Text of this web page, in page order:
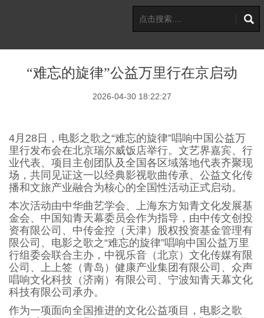
“难忘的旋律”公益万里行在京启动
2026-04-30 18:22:27
4月28日，电影之歌之“难忘的旋律”唱响中国公益万
里行发布会在北京瑞尔威饭店举行。文艺界嘉宾、行
业代表、项目主创团队及全国各区域落地代表齐聚现
场，共同见证这一以经典影视歌曲传承、公益文化传
播和文旅产业融合为核心的全国性活动正式启动。
本次活动由中华曲艺学会、上海东方知青文化发展基
金会、中国知青天幕委员会作为指导，由中传文创投
资有限公司、中传金控（天津）股权投资基金管理有
限公司、电影之歌之“难忘的旋律”唱响中国公益万里
行组委会联合主办，中视乐音（北京）文化传媒有限
公司、上上签（青岛）健康产业集团有限公司、众声
唱响文化科技（济南）有限公司、宁波知青天幕文化
科技有限公司承办。
作为一项面向全国推进的文化公益项目，电影之歌